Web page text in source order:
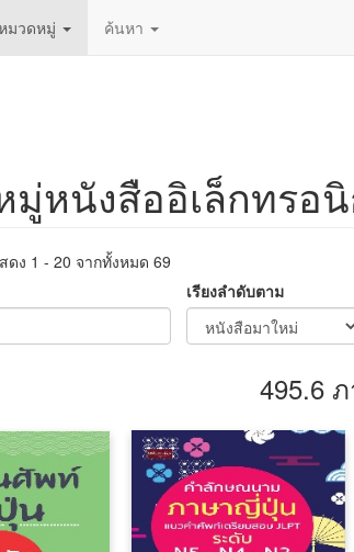
มวดหมู่ ค้นหา
หนังสืออิเล็กทรอ
ดง 1 - 20 จากทั้งหมด 69
เรียงลำดับตาม
495.6